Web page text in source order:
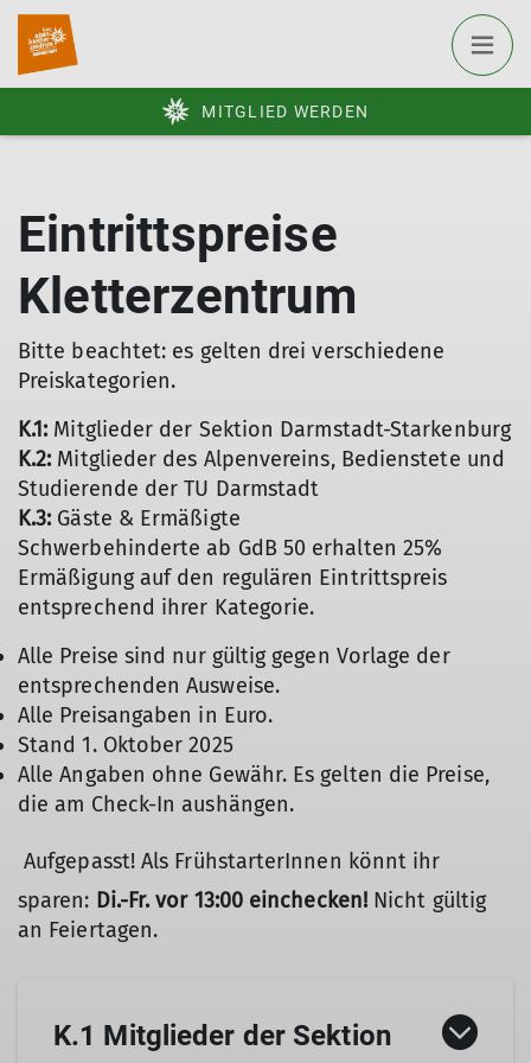
MITGLIED WERDEN
Eintrittspreise
Kletterzentrum
Bitte beachtet: es gelten drei verschiedene
Preiskategorien.
K.1: Mitglieder der Sektion Darmstadt-Starkenburg
K.2: Mitglieder des Alpenvereins, Bedienstete und
Studierende der TU Darmstadt
K.3: Gäste & Ermäßigte
Schwerbehinderte ab GdB 50 erhalten 25%
Ermäßigung auf den regulären Eintrittspreis
entsprechend ihrer Kategorie.
Alle Preise sind nur gültig gegen Vorlage der
entsprechenden Ausweise.
Alle Preisangaben in Euro.
Stand 1. Oktober 2025
Alle Angaben ohne Gewähr. Es gelten die Preise,
die am Check-In aushängen.
Aufgepasst! Als FrühstarterInnen könnt ihr
sparen: Di.-Fr. vor 13:00 einchecken! Nicht gültig
an Feiertagen.
K.1 Mitglieder der Sektion